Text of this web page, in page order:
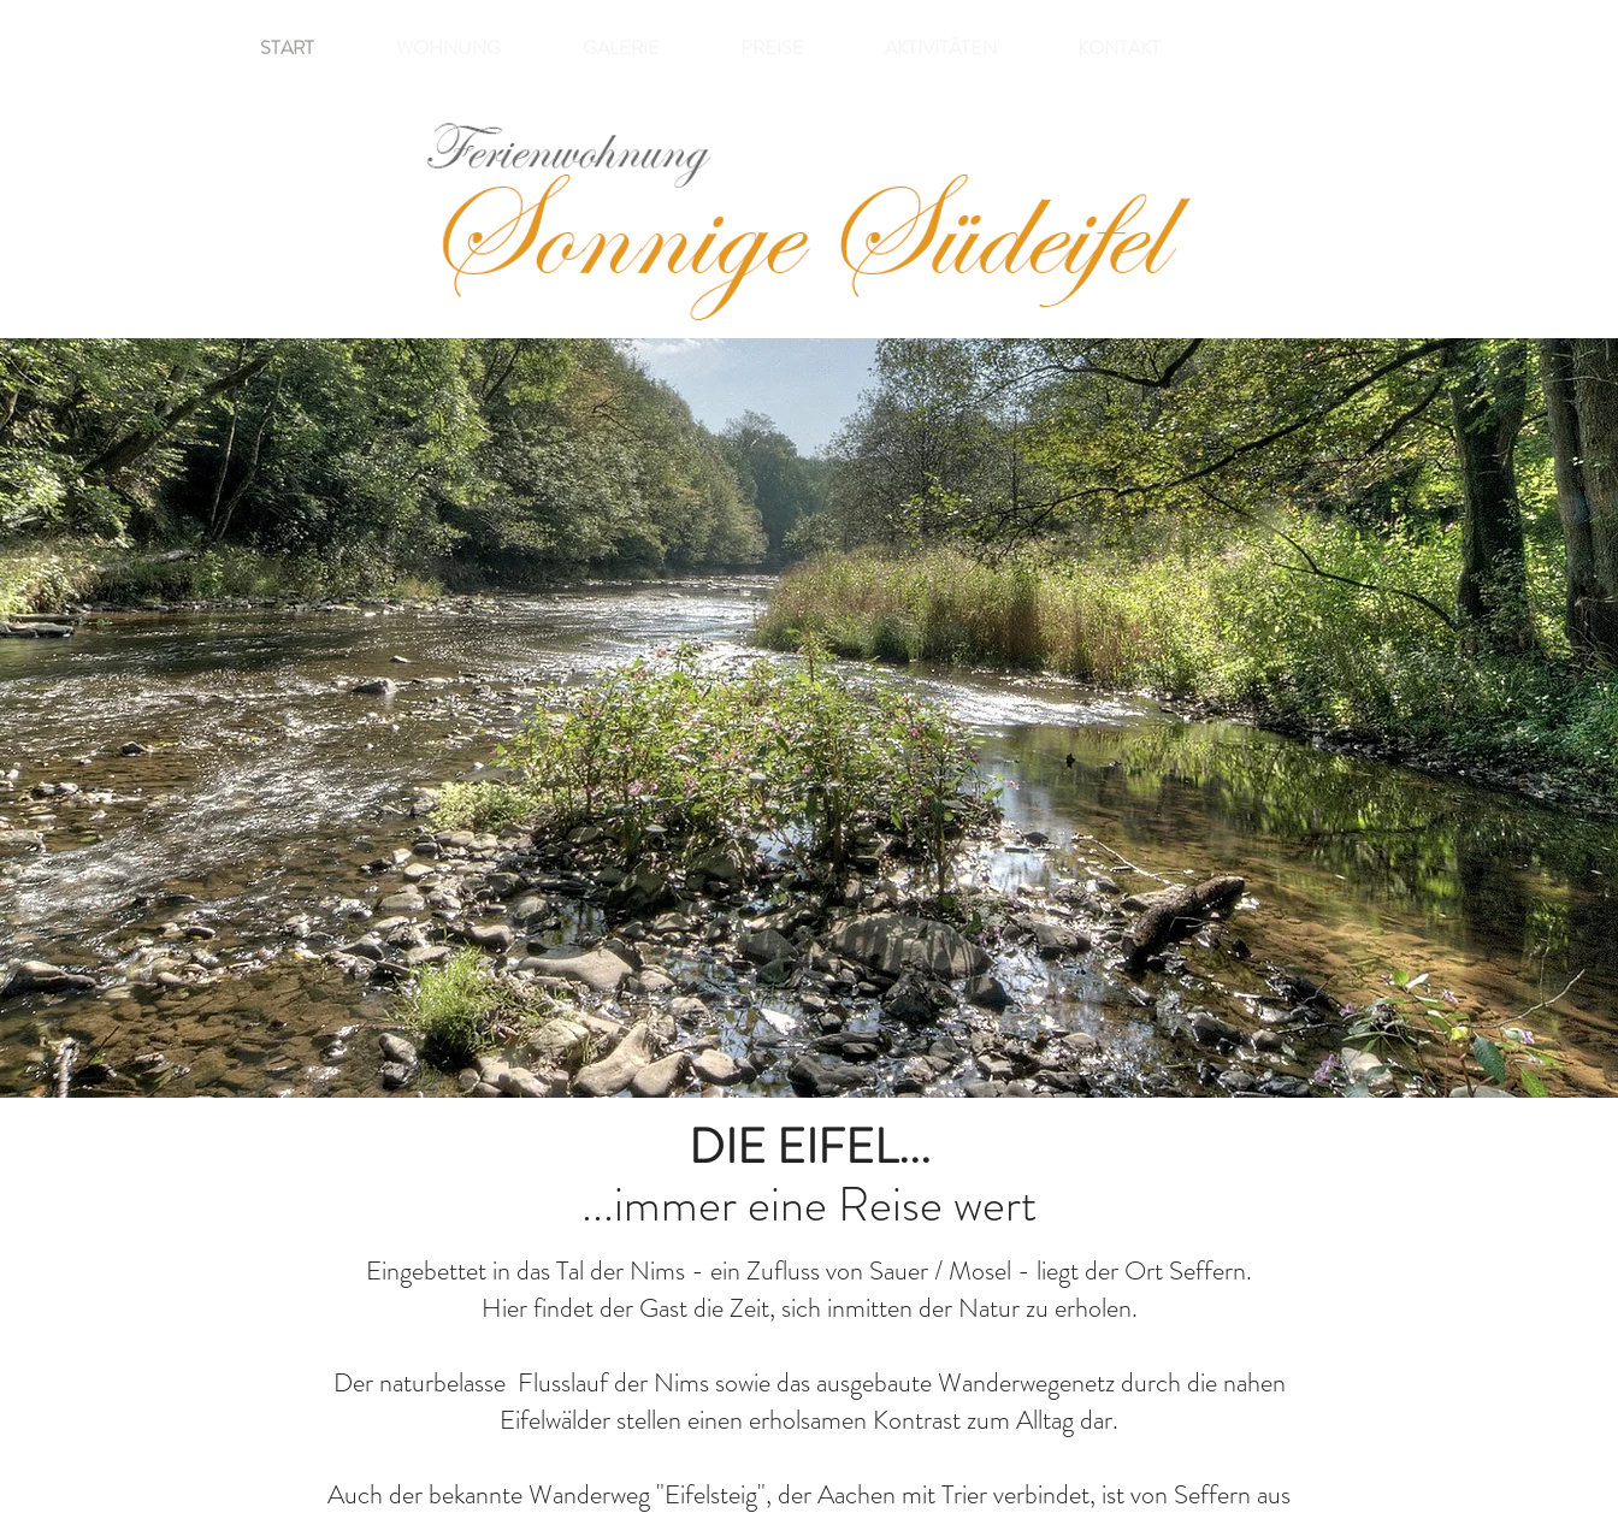
START
DIE EIFEL...
...immer eine Reise wert
Eingebettet in das Tal der Nims - ein Zufluss von Sauer / Mosel - liegt der Ort Seffern.
Hier findet der Gast die Zeit, sich inmitten der Natur zu erholen.
Der naturbelasse Flusslauf der Nims sowie das ausgebaute Wanderwegenetz durch die nahen
Eifelwälder stellen einen erholsamen Kontrast zum Alltag dar.
Auch der bekannte Wanderweg "Eifelsteig", der Aachen mit Trier verbindet, ist von Seffern aus